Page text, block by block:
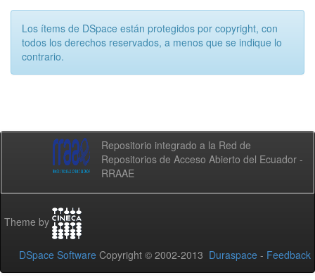
Los ítems de DSpace están protegidos por copyright, con
todos los derechos reservados, a menos que se indique lo
contrario.
Repositorio integrado a la Red de
Repositorios de Acceso Abierto del Ecuador -
RRAAE
Theme by
DSpace Software Copyright © 2002-2013 Duraspace - Feedback